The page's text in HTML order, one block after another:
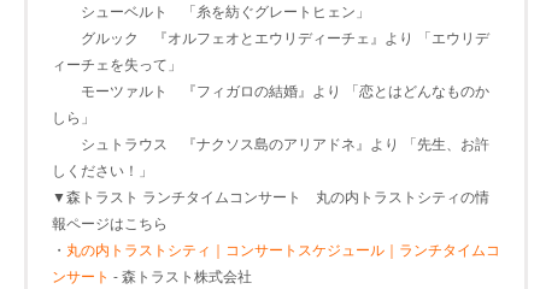
シューベルト 「糸を紡ぐグレートヒェン」
グルック 『オルフェオとエウリディーチェ』より 「エウリデ
ィーチェを失って」
モーツァルト 『フィガロの結婚』より 「恋とはどんなものか
しら」
シュトラウス 『ナクソス島のアリアドネ』より 「先生、お許
しください！」
▼森トラスト ランチタイムコンサート 丸の内トラストシティの情
報ページはこちら
・ 丸の内トラストシティ｜コンサートスケジュール｜ランチタイムコ
ンサート - 森トラスト株式会社